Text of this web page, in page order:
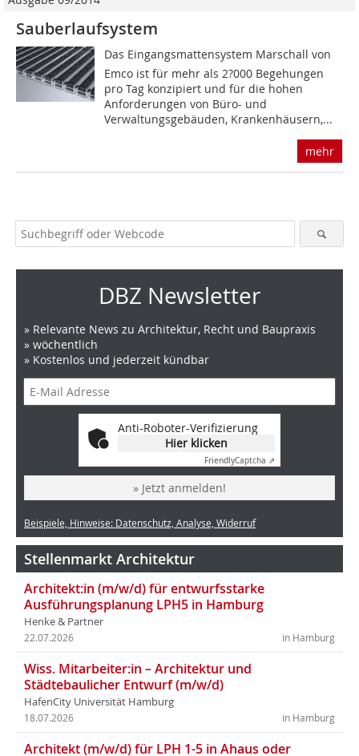
Sauberlaufsystem
Das Eingangsmattensystem Marschall von
Emco ist für mehr als 2?000 Begehungen
pro Tag konzipiert und für die hohen
Anforderungen von Büro- und
Verwaltungsgebäuden, Krankenhäusern,...
mehr
DBZ Newsletter
» Relevante News zu Architektur, Recht und Baupraxis
» wöchentlich
» Kostenlos und jederzeit kündbar
Anti-Roboter-Verifizierung
Hier klicken
FriendlyCaptcha ⇗
» Jetzt anmelden!
Beispiele, Hinweise: Datenschutz, Analyse, Widerruf
Stellenmarkt Architektur
Architekt:in (m/w/d) für entwurfsstarke
Ausführungsplanung LPH5 in Hamburg
Henke & Partner
in Hamburg
22.07.2026
Wiss. Mitarbeiter:in – Architektur und
Städtebaulicher Entwurf (m/w/d)
HafenCity Universität Hamburg
in Hamburg
18.07.2026
Architekt (m/w/d) für LPH 1-5 in Ahaus oder